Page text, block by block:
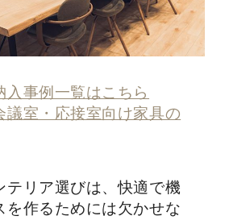
事例一覧はこちら
室・応接室向け家具の
テリア選びは、快適で機
を作るためには欠かせな